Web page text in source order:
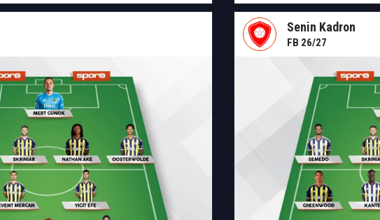
Senin Kadron
FB 26/27